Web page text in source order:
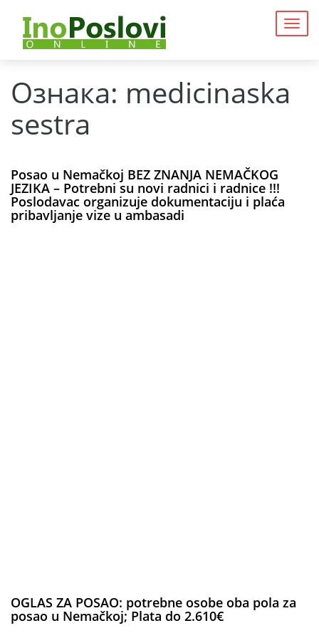
Ознака: medicinaska
sestra
Posao u Nemačkoj BEZ ZNANJA NEMAČKOG
JEZIKA – Potrebni su novi radnici i radnice !!!
Poslodavac organizuje dokumentaciju i plaća
pribavljanje vize u ambasadi
OGLAS ZA POSAO: potrebne osobe oba pola za
posao u Nemačkoj; Plata do 2.610€